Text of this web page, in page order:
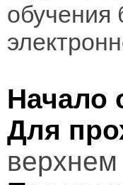
обучения
Начало
Для